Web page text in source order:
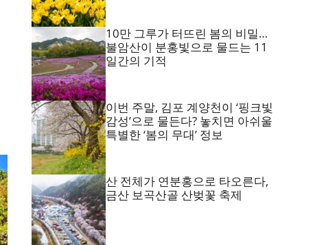
10만 그루가 터뜨린 봄의 비밀…
불암산이 분홍빛으로 물드는 11
일간의 기적
이번 주말, 김포 계양천이 ‘핑크빛
감성’으로 물든다? 놓치면 아쉬울
특별한 ‘봄의 무대’ 정보
산 전체가 연분홍으로 타오른다,
금산 보곡산골 산벚꽃 축제